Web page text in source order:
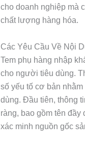
cho doanh nghiệp mà
chất lượng hàng hóa.
Các Yêu Cầu Về Nội
Tem phụ hàng nhập
cho người tiêu dùng.
số yếu tố cơ bản
dùng. Đầu tiên, thông
ràng, bao gồm tên
xác minh nguồn gốc